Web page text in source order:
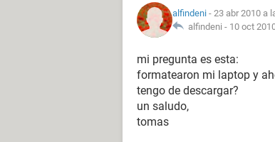
alfindeni - 23 abr 2010 a
alfindeni - 10 oct
mi pregunta es esta:
formatearon mi laptop y
tengo de descargar?
un saludo,
tomas